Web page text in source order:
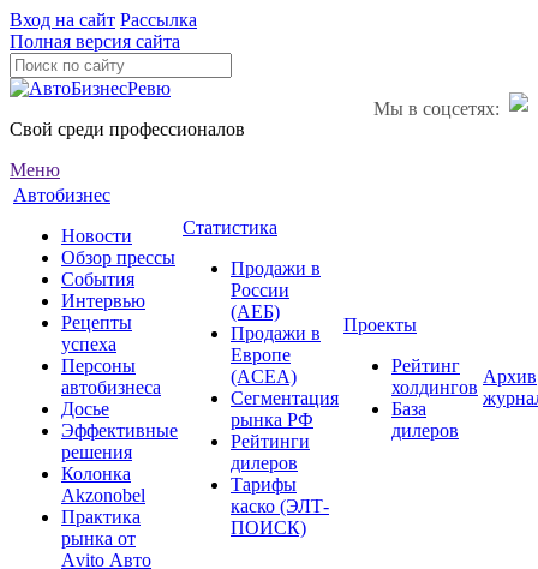
Вход на сайт Рассылка
Полная версия сайта
Мы в соцсетях:
Свой среди профессионалов
Меню
Автобизнес
Новости
Обзор прессы
События
Интервью
Рецепты
успеха
Персоны
автобизнеса
Досье
Эффективные
решения
Колонка
Akzonobel
Практика
рынка от
Аvito Авто
Статистика
Продажи в
России
(АЕБ)
Продажи в
Европе
(ACEA)
Сегментация
рынка РФ
Рейтинги
дилеров
Тарифы
каско (ЭЛТ-
ПОИСК)
Проекты
Рейтинг
холдингов
База
дилеров
Архив